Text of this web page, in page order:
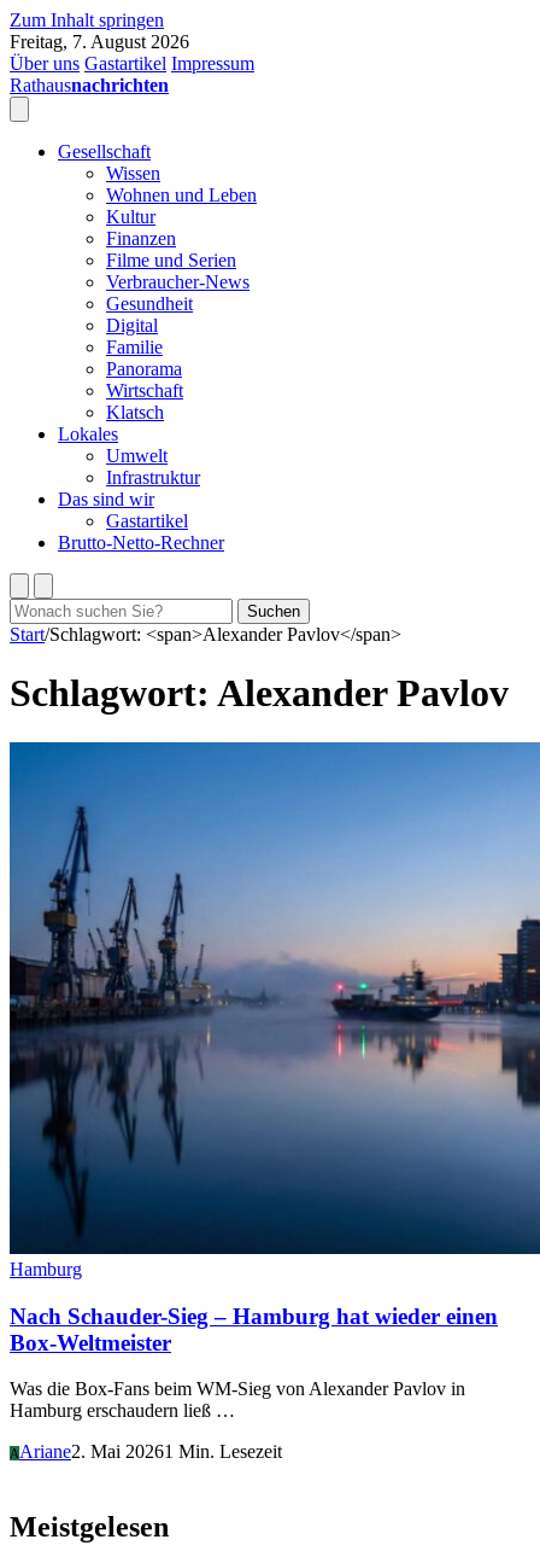
Zum Inhalt springen
Freitag, 7. August 2026
Über uns Gastartikel Impressum
Rathausnachrichten
Gesellschaft
Wissen
Wohnen und Leben
Kultur
Finanzen
Filme und Serien
Verbraucher-News
Gesundheit
Digital
Familie
Panorama
Wirtschaft
Klatsch
Lokales
Umwelt
Infrastruktur
Das sind wir
Gastartikel
Brutto-Netto-Rechner
Suchen
nach:
Suchen
Start/Schlagwort: <span>Alexander Pavlov</span>
Schlagwort: Alexander Pavlov
Hamburg
Nach Schauder-Sieg – Hamburg hat wieder einen
Box-Weltmeister
Was die Box-Fans beim WM-Sieg von Alexander Pavlov in
Hamburg erschaudern ließ …
AAriane2. Mai 20261 Min. Lesezeit
Meistgelesen